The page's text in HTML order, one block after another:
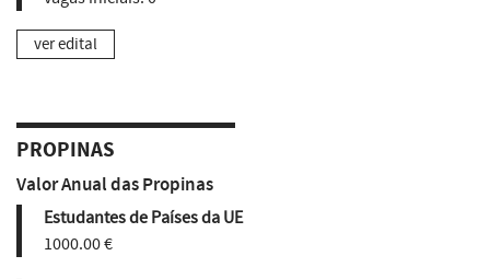
ver edital
PROPINAS
Valor Anual das Propinas
Estudantes de Países da UE
1000.00 €